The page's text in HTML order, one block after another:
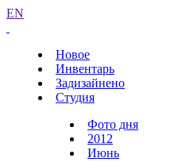
EN
Новое
Инвентарь
Задизайнено
Студия
Фото дня
2012
Июнь